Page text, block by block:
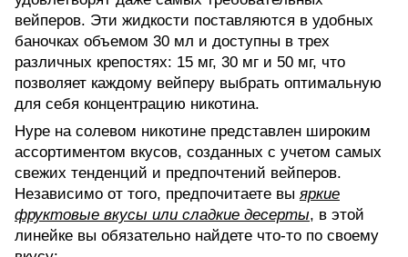
вейперов. Эти жидкости поставляются в удобных
баночках объемом 30 мл и доступны в трех
различных крепостях: 15 мг, 30 мг и 50 мг, что
позволяет каждому вейперу выбрать оптимальную
для себя концентрацию никотина.
Hype на солевом никотине представлен широким
ассортиментом вкусов, созданных с учетом самых
свежих тенденций и предпочтений вейперов.
Независимо от того, предпочитаете вы яркие
фруктовые вкусы или сладкие десерты, в этой
линейке вы обязательно найдете что-то по своему